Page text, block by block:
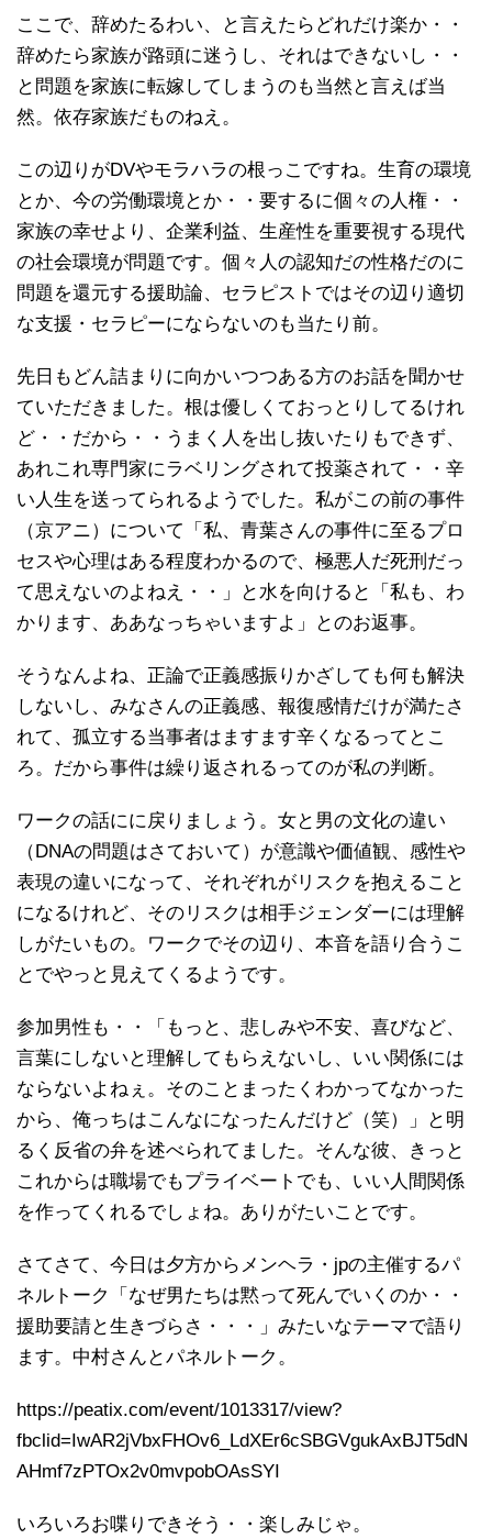
ここで、辞めたるわい、と言えたらどれだけ楽か・・
辞めたら家族が路頭に迷うし、それはできないし・・
と問題を家族に転嫁してしまうのも当然と言えば当
然。依存家族だものねえ。
この辺りがDVやモラハラの根っこですね。生育の環境
とか、今の労働環境とか・・要するに個々の人権・・
家族の幸せより、企業利益、生産性を重要視する現代
の社会環境が問題です。個々人の認知だの性格だのに
問題を還元する援助論、セラピストではその辺り適切
な支援・セラピーにならないのも当たり前。
先日もどん詰まりに向かいつつある方のお話を聞かせ
ていただきました。根は優しくておっとりしてるけれ
ど・・だから・・うまく人を出し抜いたりもできず、
あれこれ専門家にラベリングされて投薬されて・・辛
い人生を送ってられるようでした。私がこの前の事件
（京アニ）について「私、青葉さんの事件に至るプロ
セスや心理はある程度わかるので、極悪人だ死刑だっ
て思えないのよねえ・・」と水を向けると「私も、わ
かります、ああなっちゃいますよ」とのお返事。
そうなんよね、正論で正義感振りかざしても何も解決
しないし、みなさんの正義感、報復感情だけが満たさ
れて、孤立する当事者はますます辛くなるってとこ
ろ。だから事件は繰り返されるってのが私の判断。
ワークの話にに戻りましょう。女と男の文化の違い
（DNAの問題はさておいて）が意識や価値観、感性や
表現の違いになって、それぞれがリスクを抱えること
になるけれど、そのリスクは相手ジェンダーには理解
しがたいもの。ワークでその辺り、本音を語り合うこ
とでやっと見えてくるようです。
参加男性も・・「もっと、悲しみや不安、喜びなど、
言葉にしないと理解してもらえないし、いい関係には
ならないよねぇ。そのことまったくわかってなかった
から、俺っちはこんなになったんだけど（笑）」と明
るく反省の弁を述べられてました。そんな彼、きっと
これからは職場でもプライベートでも、いい人間関係
を作ってくれるでしょね。ありがたいことです。
さてさて、今日は夕方からメンヘラ・jpの主催するパ
ネルトーク「なぜ男たちは黙って死んでいくのか・・
援助要請と生きづらさ・・・」みたいなテーマで語り
ます。中村さんとパネルトーク。
https://peatix.com/event/1013317/view?
fbclid=IwAR2jVbxFHOv6_LdXEr6cSBGVgukAxBJT5dN
AHmf7zPTOx2v0mvpobOAsSYI
いろいろお喋りできそう・・楽しみじゃ。